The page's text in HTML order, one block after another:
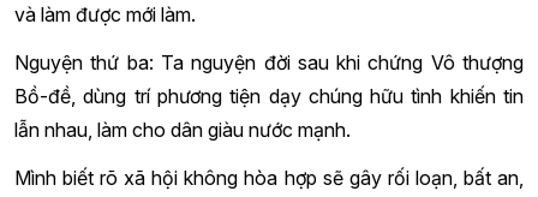
và làm được mới làm.
Nguyện thứ ba: Ta nguyện đời sau khi chứng Vô thượng
Bồ-đề, dùng trí phương tiện dạy chúng hữu tình khiến tin
lẫn nhau, làm cho dân giàu nước mạnh.
Mình biết rõ xã hội không hòa hợp sẽ gây rối loạn, bất an,